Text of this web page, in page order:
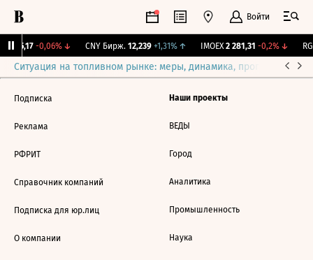
Войти
115,17 -0,06%↓ CNY Бирж. 12,239 +1,31%↑ IMOEX 2 281,31 -0,2%↓
Ситуация на топливном рынке: меры, динамика, прогнозы
Подписка
Реклама
РФРИТ
Справочник компаний
Подписка для юр.лиц
О компании
Наши проекты
ВЕДЫ
Город
Аналитика
Промышленность
Наука